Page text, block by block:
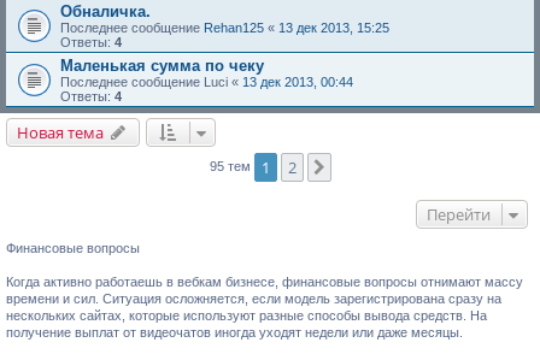
Обналичка.
Последнее сообщение Rehan125 « 13 дек 2013, 15:25
Ответы: 4
Маленькая сумма по чеку
Последнее сообщение Luci « 13 дек 2013, 00:44
Ответы: 4
Новая тема
95 тем 1 2
Перейти
Финансовые вопросы
Когда активно работаешь в вебкам бизнесе, финансовые вопросы отнимают массу
времени и сил. Ситуация осложняется, если модель зарегистрирована сразу на
нескольких сайтах, которые используют разные способы вывода средств. На
получение выплат от видеочатов иногда уходят недели или даже месяцы.